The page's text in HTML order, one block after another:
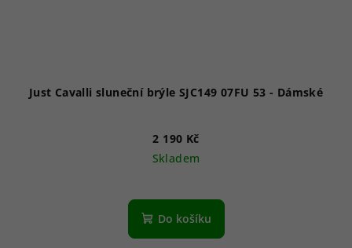
Just Cavalli sluneční brýle SJC149 07FU 53 - Dámské
2 190 Kč
Skladem
Do košíku